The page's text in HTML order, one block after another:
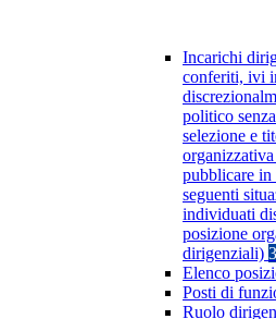
Incarichi
conferiti, ivi
politico
selezione e
pubblicare in
seguenti
individuati
posizione
dirigenziali) 3
Elenco
Posti di
Ruolo